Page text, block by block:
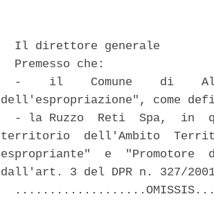
  Il direttore generale
  Premesso che:
-    il    Comune    di
dell'espropriazione", come
- la Ruzzo  Reti  Spa,  in
territorio  dell'Ambito
espropriante"  e
dall'art. 3 del DPR n. 327/